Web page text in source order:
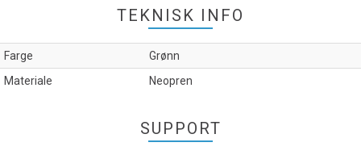
TEKNISK INFO
Farge
Grønn
Materiale
Neopren
SUPPORT